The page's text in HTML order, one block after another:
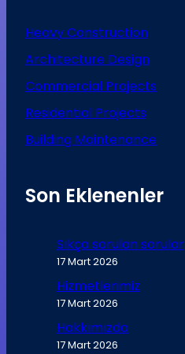
Heavy Construction
Architecture Design
Commercial Projects
Residential Projects
Building Maintenance
Son Eklenenler
Sıkça sorulan sorular
17 Mart 2026
Hizmetlerimiz
17 Mart 2026
Hakkımızda
17 Mart 2026